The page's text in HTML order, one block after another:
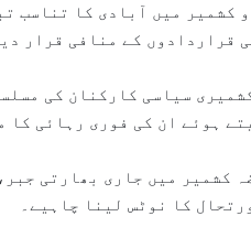
کشمیر میں آبادی کا تناسب
قراردادوں کے منافی قرار
سیاسی کارکنان کی
ہوئے ان کی فوری رہائی کا
کشمیر میں جاری بھارتی
کا نوٹس لینا چاہیے۔